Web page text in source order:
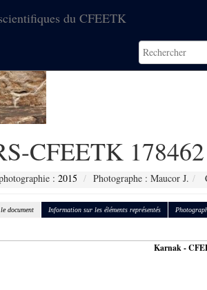
du CFEETK
CFEETK 178462
: 2015 Photographe : Maucor J.
document Information sur les éléments représentés